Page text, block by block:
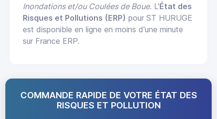
Inondations et/ou Coulées de Boue. L'État des
Risques et Pollutions (ERP) pour ST HURUGE
est disponible en ligne en moins d'une minute
sur France ERP.
COMMANDE RAPIDE DE VOTRE ÉTAT DES
RISQUES ET POLLUTION